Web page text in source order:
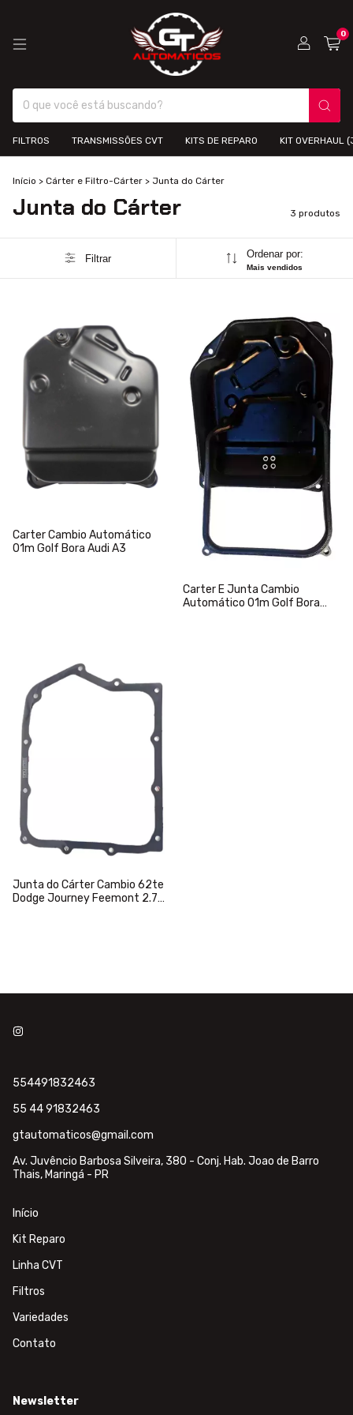
0
FILTROS TRANSMISSÕES CVT KITS DE REPARO KIT OVERHAUL
Início > Cárter e Filtro-Cárter > Junta do Cárter
Junta do Cárter 3 produtos
Filtrar Ordenar por:
Mais vendidos
Carter Cambio Automático
01m Golf Bora Audi A3
Carter E Junta Cambio
Automático 01m Golf Bora
Junta do Cárter Cambio 62te
Dodge Journey Feemont 2.7
554491832463
55 44 91832463
gtautomaticos@gmail.com
Av. Juvêncio Barbosa Silveira, 380 - Conj. Hab. Joao de Barro
Thais, Maringá - PR
Início
Kit Reparo
Linha CVT
Filtros
Variedades
Contato
Newsletter